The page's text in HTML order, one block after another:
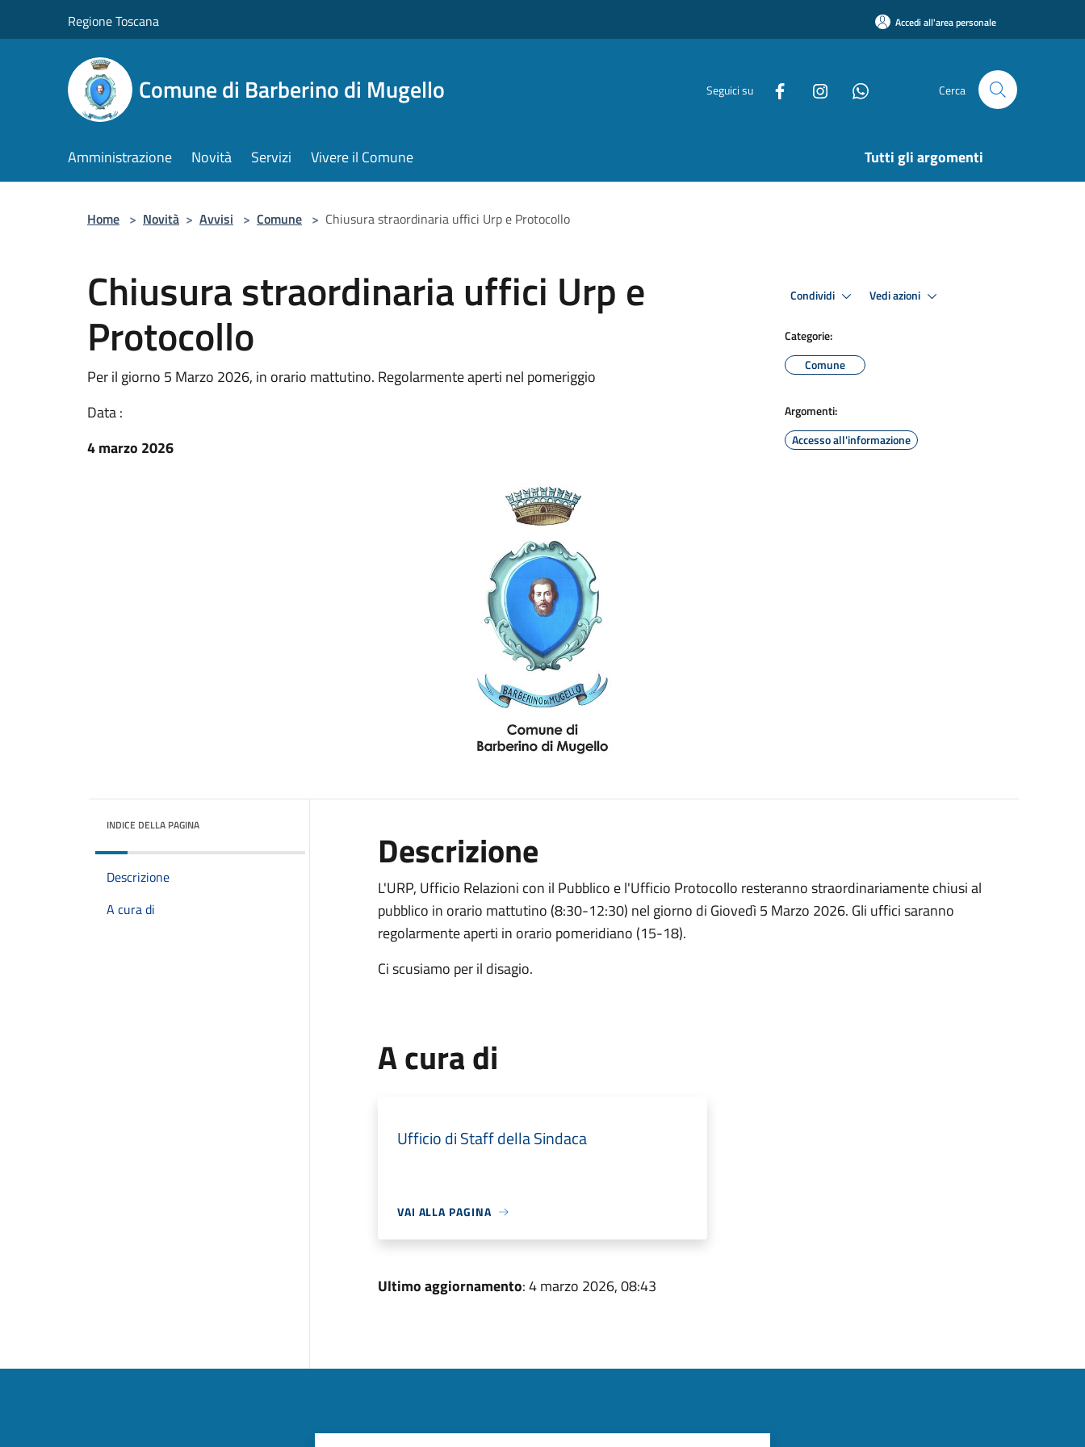
Regione Toscana Accedi all'area personale
Comune di Barberino di Mugello Seguici su Cerca
Amministrazione Novità Servizi Vivere il Comune Tutti gli argomenti
Home > Novità > Avvisi > Comune > Chiusura straordinaria uffici Urp e Protocollo
Chiusura straordinaria uffici Urp e
Protocollo
Per il giorno 5 Marzo 2026, in orario mattutino. Regolarmente aperti nel pomeriggio
Data :
4 marzo 2026
Condividi Vedi azioni
Categorie:
Comune
Argomenti:
Accesso all'informazione
INDICE DELLA PAGINA
Descrizione
A cura di
Descrizione
L'URP, Ufficio Relazioni con il Pubblico e l'Ufficio Protocollo resteranno straordinariamente chiusi al
pubblico in orario mattutino (8:30-12:30) nel giorno di Giovedì 5 Marzo 2026. Gli uffici saranno
regolarmente aperti in orario pomeridiano (15-18).
Ci scusiamo per il disagio.
A cura di
Ufficio di Staff della Sindaca
VAI ALLA PAGINA
Ultimo aggiornamento: 4 marzo 2026, 08:43